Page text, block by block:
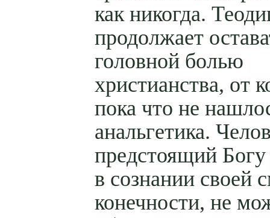
как никогда.
продолжает
головной болью
христианства, от
пока что не
анальгетика.
предстоящий Богу
в сознании своей
конечности, не